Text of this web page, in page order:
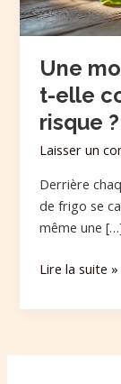
Une
t-elle
risque ?
Laisser un
Derrière
de frigo se
même une
risque
?
Lire la suite »